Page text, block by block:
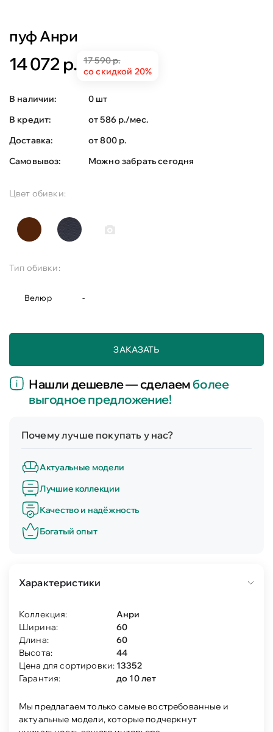
пуф Анри
14 072 р.
17 590 р.
со скидкой 20%
В наличии:
0 шт
В кредит:
от 586 р./мес.
Доставка:
от 800 р.
Самовывоз:
Можно забрать сегодня
Цвет обивки:
Тип обивки:
Велюр -
ЗАКАЗАТЬ
Нашли дешевле — сделаемболее
выгодное предложение!
Почему лучше покупать у нас?
Актуальные модели
Лучшие коллекции
Качество и надёжность
Богатый опыт
Характеристики
Коллекция:
Анри
Ширина:
60
Длина:
60
Высота:
44
Цена для сортировки: 13352
Гарантия:
до 10 лет
Мы предлагаем только самые востребованные и
актуальные модели, которые подчеркнут